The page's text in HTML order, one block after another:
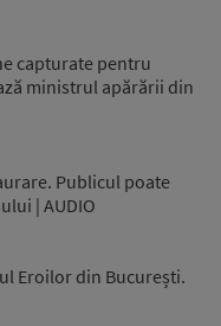
capturate pentru
ministrul apărării din
Publicul poate
| AUDIO
Eroilor din București.